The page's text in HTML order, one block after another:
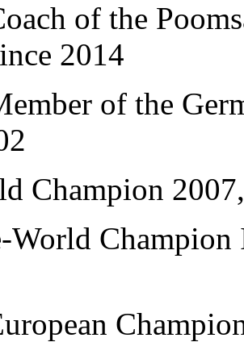
the Poomsae
2014
of the
Champion
Champion
Champion